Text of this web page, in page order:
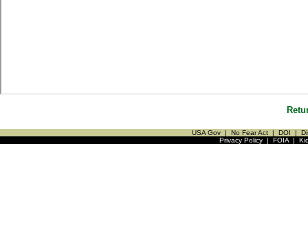
USA Gov | No Fear Act | DOI |
Privacy Policy| FOIA|